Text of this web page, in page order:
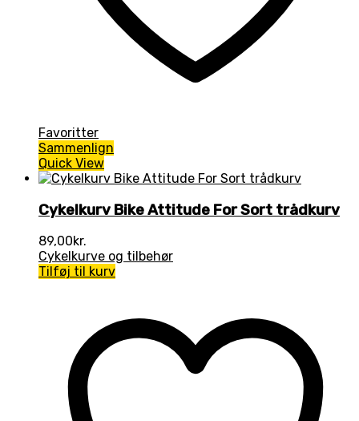
Favoritter
Sammenlign
Quick View
Cykelkurv Bike Attitude For Sort trådkurv
89,00kr.
Cykelkurve og tilbehør
Tilføj til kurv